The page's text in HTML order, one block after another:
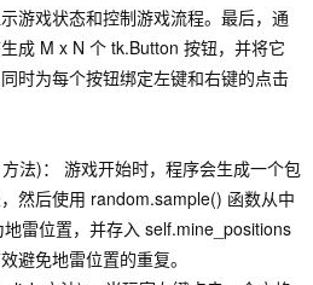
游戏状态和控制游戏流程。最后，通
成 M x N 个 tk.Button 按钮，并将它
时为每个按钮绑定左键和右键的点击
法)： 游戏开始时，程序会生成一个包
然后使用 random.sample() 函数从中
雷位置，并存入 self.mine_positions
避免地雷位置的重复。